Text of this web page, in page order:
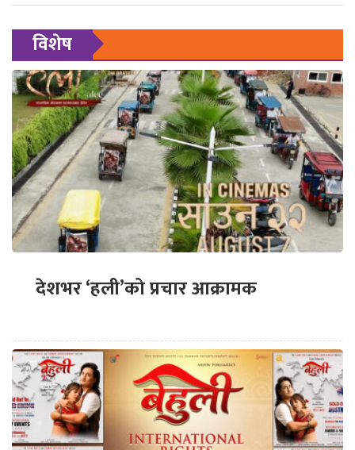
विशेष
देशभर ‘हली’को प्रचार आक्रामक